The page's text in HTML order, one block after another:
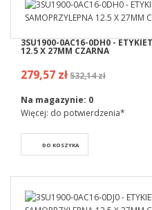
3SU1900-0AC16-0DH0 -
12.5 X 27MM CZARNA
279,57 zł532,14 zł
Na magazynie: 0
Więcej: do potwierdzenia*
DO KOSZYKA